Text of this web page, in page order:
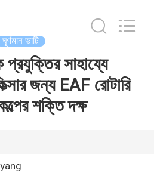
ঘূর্ণমান ভাটি
প্রযুক্তির সাহায্যে
জন্য EAF রোটারি
শক্তি দক্ষ